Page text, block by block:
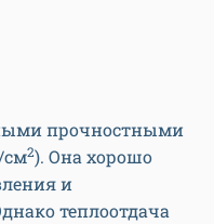
прочностными
см2). Она хорошо
и
теплоотдача